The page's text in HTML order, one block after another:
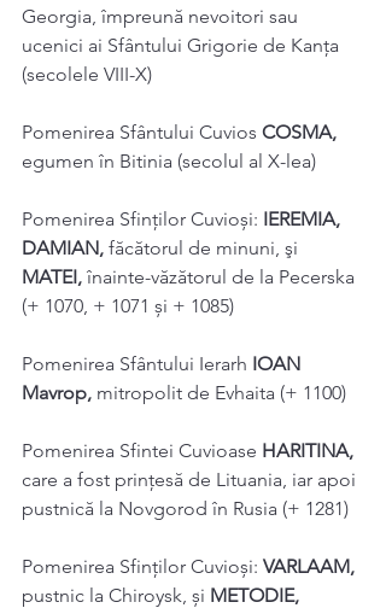
Georgia, împreună nevoitori sau
ucenici ai Sfântului Grigorie de Kanţa
(secolele VIII-X)
Pomenirea Sfântului Cuvios COSMA,
egumen în Bitinia (secolul al X-lea)
Pomenirea Sfinților Cuvioși: IEREMIA,
DAMIAN, făcătorul de minuni, şi
MATEI, înainte-văzătorul de la Pecerska
(+ 1070, + 1071 și + 1085)
Pomenirea Sfântului Ierarh IOAN
Mavrop, mitropolit de Evhaita (+ 1100)
Pomenirea Sfintei Cuvioase HARITINA,
care a fost prinţesă de Lituania, iar apoi
pustnică la Novgorod în Rusia (+ 1281)
Pomenirea Sfinților Cuvioși: VARLAAM,
pustnic la Chiroysk, și METODIE,